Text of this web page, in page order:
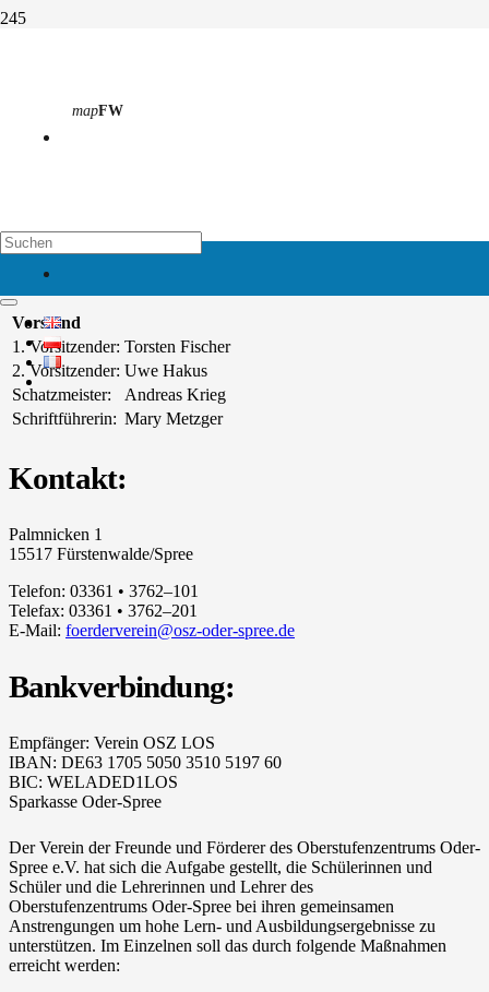
mapFW
Förderverein
Wir stehen Ihnen gern mit näheren Informationen zur Verfügung.
Vorstand
1. Vorsitzender: Torsten Fischer
2. Vorsitzender: Uwe Hakus
Schatzmeister:
Andreas Krieg
Schriftführerin: Mary Metzger
Kontakt:
Palmnicken 1
15517 Fürstenwalde/Spree
Telefon: 03361 • 3762–101
Telefax: 03361 • 3762–201
E-Mail: foerderverein@osz-oder-spree.de
Bankverbindung:
Empfänger: Verein OSZ LOS
IBAN: DE63 1705 5050 3510 5197 60
BIC: WELADED1LOS
Sparkasse Oder-Spree
Der Verein der Freunde und Förderer des Oberstufenzentrums Oder-
Spree e.V. hat sich die Aufgabe gestellt, die Schülerinnen und
Schüler und die Lehrerinnen und Lehrer des
Oberstufenzentrums Oder-Spree bei ihren gemeinsamen
Anstrengungen um hohe Lern- und Ausbildungsergebnisse zu
unterstützen. Im Einzelnen soll das durch folgende Maßnahmen
erreicht werden: